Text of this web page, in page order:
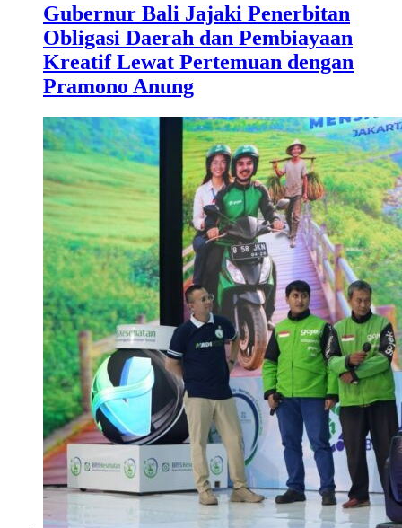
Gubernur Bali Jajaki Penerbitan
Obligasi Daerah dan Pembiayaan
Kreatif Lewat Pertemuan dengan
Pramono Anung